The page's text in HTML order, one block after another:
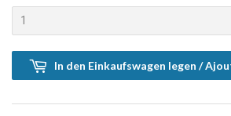
In den Einkaufswagen legen /